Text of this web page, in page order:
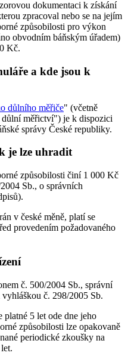
dokumentaci k získání
zpracoval nebo se na jejím
způsobilosti pro výkon
obvodním báňským úřadem)
Kč.
a kde jsou k
důlního měřiče" (včetně
měřictví") je k dispozici
správy České republiky.
je lze uhradit
způsobilosti činí 1 000 Kč
Sb., o správních
v české měně, platí se
provedením požadovaného
č. 500/2004 Sb., správní
č. 298/2005 Sb.
platné 5 let ode dne jeho
způsobilosti lze opakovaně
periodické zkoušky na